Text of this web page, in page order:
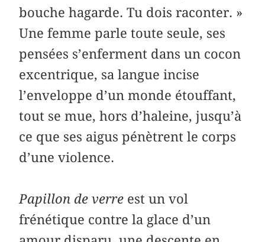
bouche hagarde. Tu dois raconter. »
Une femme parle toute seule, ses
pensées s’enferment dans un cocon
excentrique, sa langue incise
l’enveloppe d’un monde étouffant,
tout se mue, hors d’haleine, jusqu’à
ce que ses aigus pénètrent le corps
d’une violence.
Papillon de verre est un vol
frénétique contre la glace d’un